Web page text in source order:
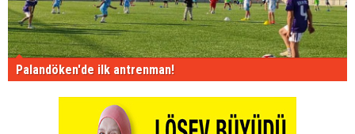
Palandöken'de ilk antrenman!